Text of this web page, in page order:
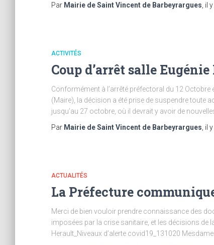
Par Mairie de Saint Vincent de Barbeyrargues , il
ACTIVITÉS
Coup d’arrêt salle
Conformément à l’arrêté préfectoral du 12
(Maire), la décision a été prise de suspendre toute
jusqu’au 27 octobre, où il devrait y avoir de
Par Mairie de Saint Vincent de Barbeyrargues , il
ACTUALITÉS
La Préfecture
Merci de bien vouloir prendre connaissance des
imposées par la crise sanitaire, et les décisions de
Herault_Niveaux d’alerte covid19_131020